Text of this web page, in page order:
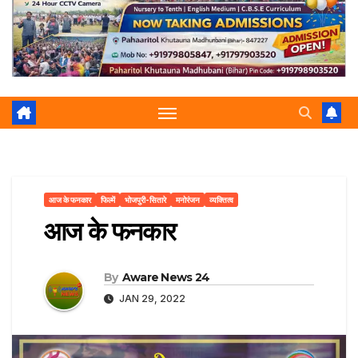
आज के फनकार फिल्में भोजपुरी-सितारे मनोरंजन व्यक्तित्व
आज के फनकार
By Aware News 24
JAN 29, 2022
pa
m
e